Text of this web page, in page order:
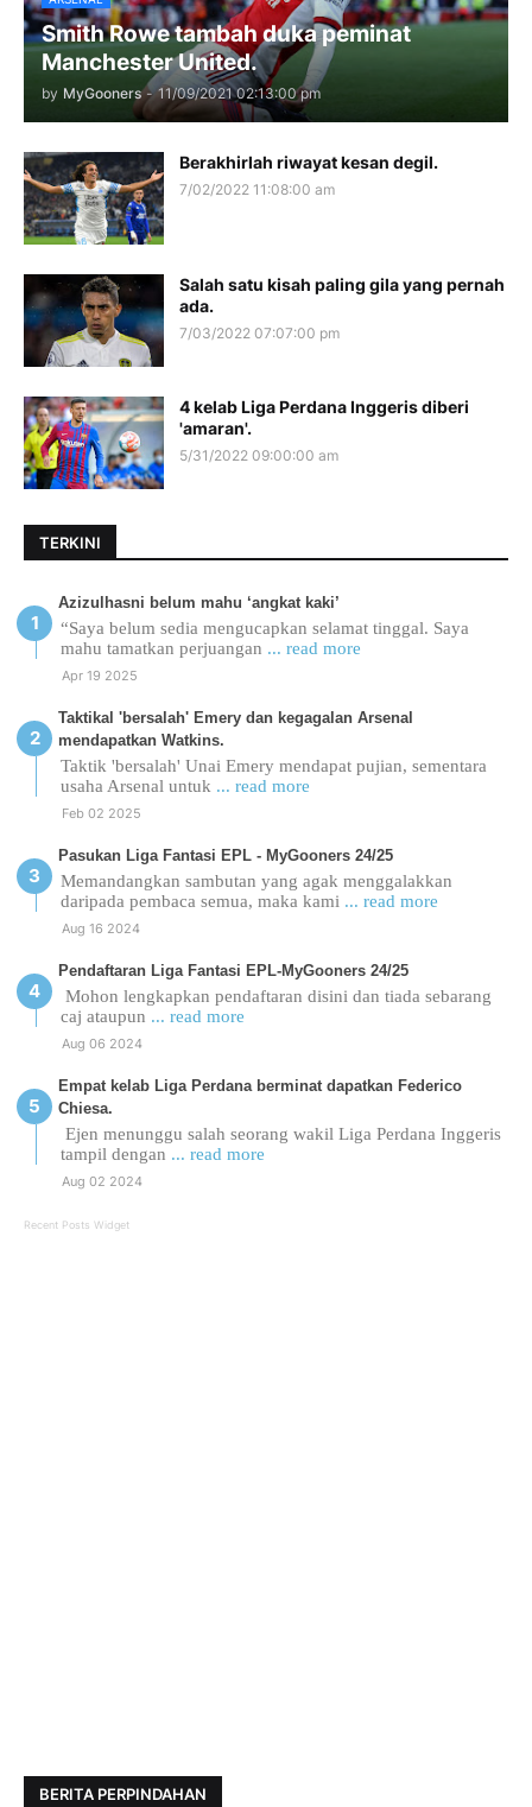
Smith Rowe tambah duka peminat
Manchester United.
by MyGooners - 11/09/2021 02:13:00 pm
Berakhirlah riwayat kesan degil.
7/02/2022 11:08:00 am
Salah satu kisah paling gila yang pernah
ada.
7/03/2022 07:07:00 pm
4 kelab Liga Perdana Inggeris diberi
'amaran'.
5/31/2022 09:00:00 am
TERKINI
Azizulhasni belum mahu ‘angkat kaki’
“Saya belum sedia mengucapkan selamat tinggal. Saya
mahu tamatkan perjuangan ... read more
Apr 19 2025
Taktikal 'bersalah' Emery dan kegagalan Arsenal
mendapatkan Watkins.
Taktik 'bersalah' Unai Emery mendapat pujian, sementara
usaha Arsenal untuk ... read more
Feb 02 2025
Pasukan Liga Fantasi EPL - MyGooners 24/25
Memandangkan sambutan yang agak menggalakkan
daripada pembaca semua, maka kami ... read more
Aug 16 2024
Pendaftaran Liga Fantasi EPL-MyGooners 24/25
Mohon lengkapkan pendaftaran disini dan tiada sebarang
caj ataupun ... read more
Aug 06 2024
Empat kelab Liga Perdana berminat dapatkan Federico
Chiesa.
Ejen menunggu salah seorang wakil Liga Perdana Inggeris
tampil dengan ... read more
Aug 02 2024
Recent Posts Widget
BERITA PERPINDAHAN